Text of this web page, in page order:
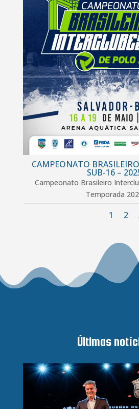
CAMPEONATO
SUB-16 –
Campeonato Brasileiro
Temporada
1 2
Últimas